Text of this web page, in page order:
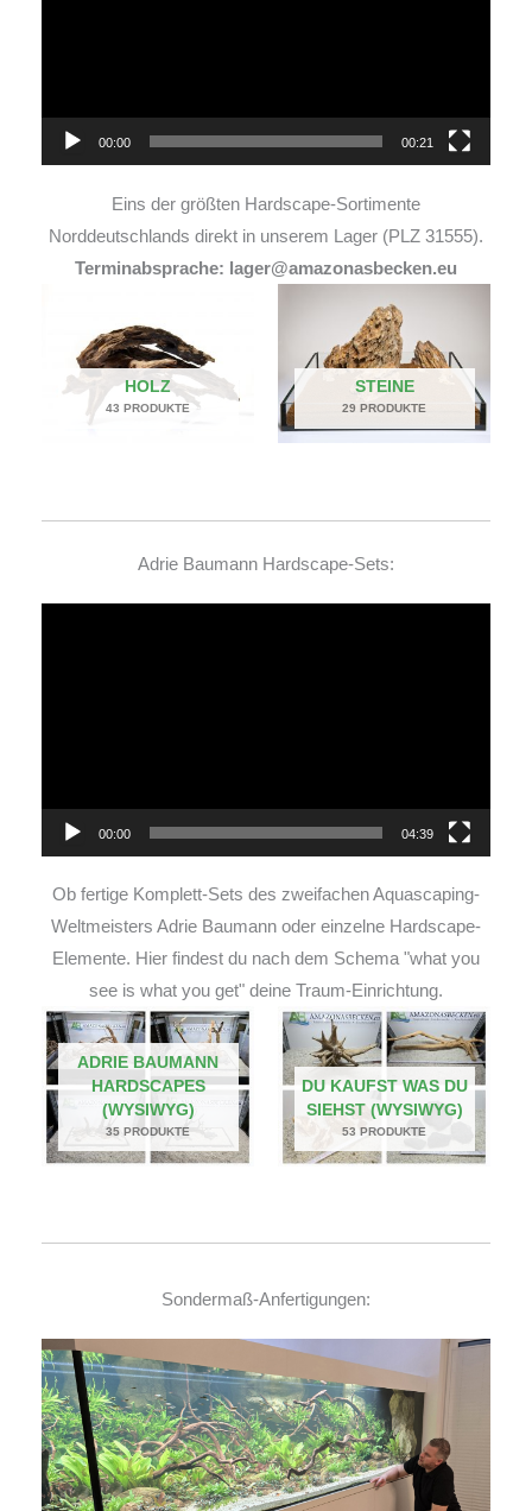
00:00 00:21
Eins der größten Hardscape-Sortimente
Norddeutschlands direkt in unserem Lager (PLZ 31555).
Terminabsprache: lager@amazonasbecken.eu
HOLZ
43 PRODUKTE
STEINE
29 PRODUKTE
Adrie Baumann Hardscape-Sets:
00:00 04:39
Ob fertige Komplett-Sets des zweifachen Aquascaping-
Weltmeisters Adrie Baumann oder einzelne Hardscape-
Elemente. Hier findest du nach dem Schema "what you
see is what you get" deine Traum-Einrichtung.
ADRIE BAUMANN
HARDSCAPES
(WYSIWYG)
35 PRODUKTE
DU KAUFST WAS DU
SIEHST (WYSIWYG)
53 PRODUKTE
Sondermaß-Anfertigungen: